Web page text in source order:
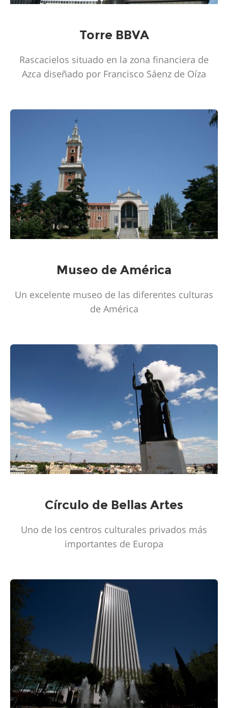
Torre BBVA
Rascacielos situado en la zona financiera de
Azca diseñado por Francisco Sáenz de Oíza
Museo de América
Un excelente museo de las diferentes culturas
de América
Círculo de Bellas Artes
Uno de los centros culturales privados más
importantes de Europa